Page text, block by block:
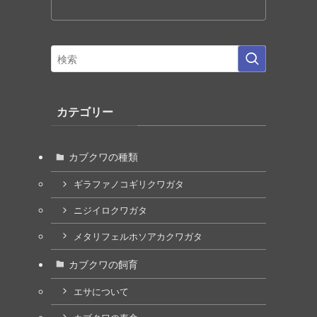
カテゴリー
カブクワの種類
ギラファノコギリクワガタ
ニジイロクワガタ
メタリフェルホソアカクワガタ
カブクワの飼育
エサについて